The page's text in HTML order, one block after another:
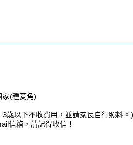
家(種菱角)
歲以下不收費用，並請家長自行照料。)
信箱，請記得收信！